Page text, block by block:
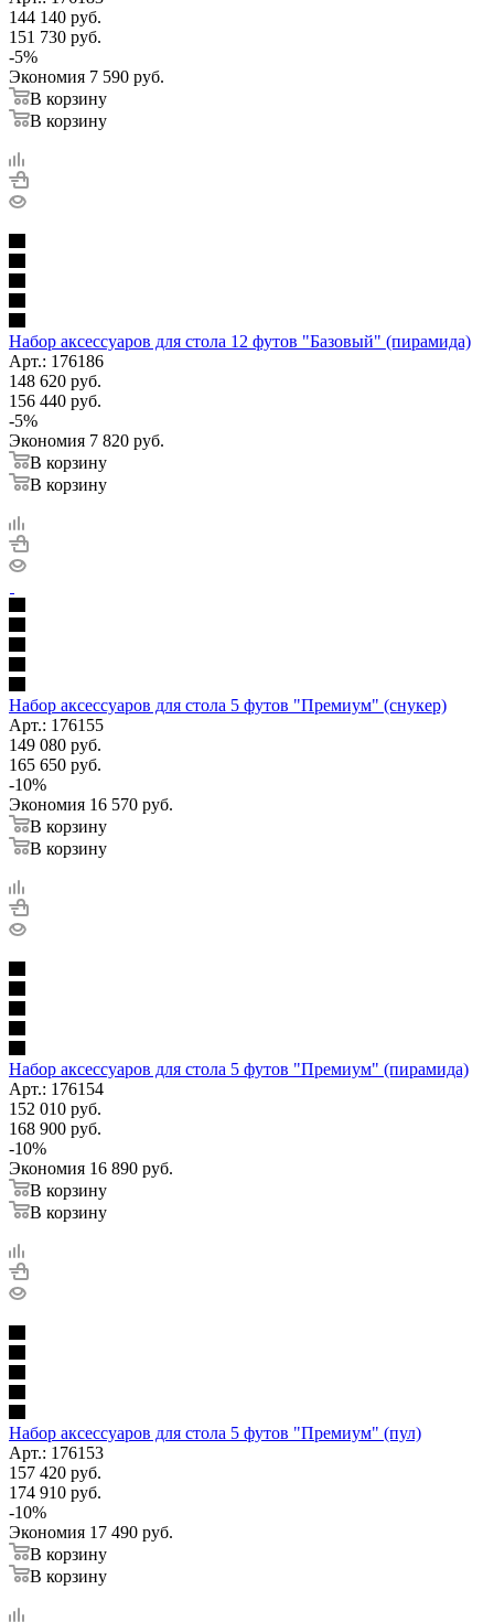
144 140 руб.
151 730 руб.
-5%
Экономия 7 590 руб.
В корзину
В корзину
Набор аксессуаров для стола 12 футов "Базовый" (пирамида)
Арт.: 176186
148 620 руб.
156 440 руб.
-5%
Экономия 7 820 руб.
В корзину
В корзину
Набор аксессуаров для стола 5 футов "Премиум" (снукер)
Арт.: 176155
149 080 руб.
165 650 руб.
-10%
Экономия 16 570 руб.
В корзину
В корзину
Набор аксессуаров для стола 5 футов "Премиум" (пирамида)
Арт.: 176154
152 010 руб.
168 900 руб.
-10%
Экономия 16 890 руб.
В корзину
В корзину
Набор аксессуаров для стола 5 футов "Премиум" (пул)
Арт.: 176153
157 420 руб.
174 910 руб.
-10%
Экономия 17 490 руб.
В корзину
В корзину